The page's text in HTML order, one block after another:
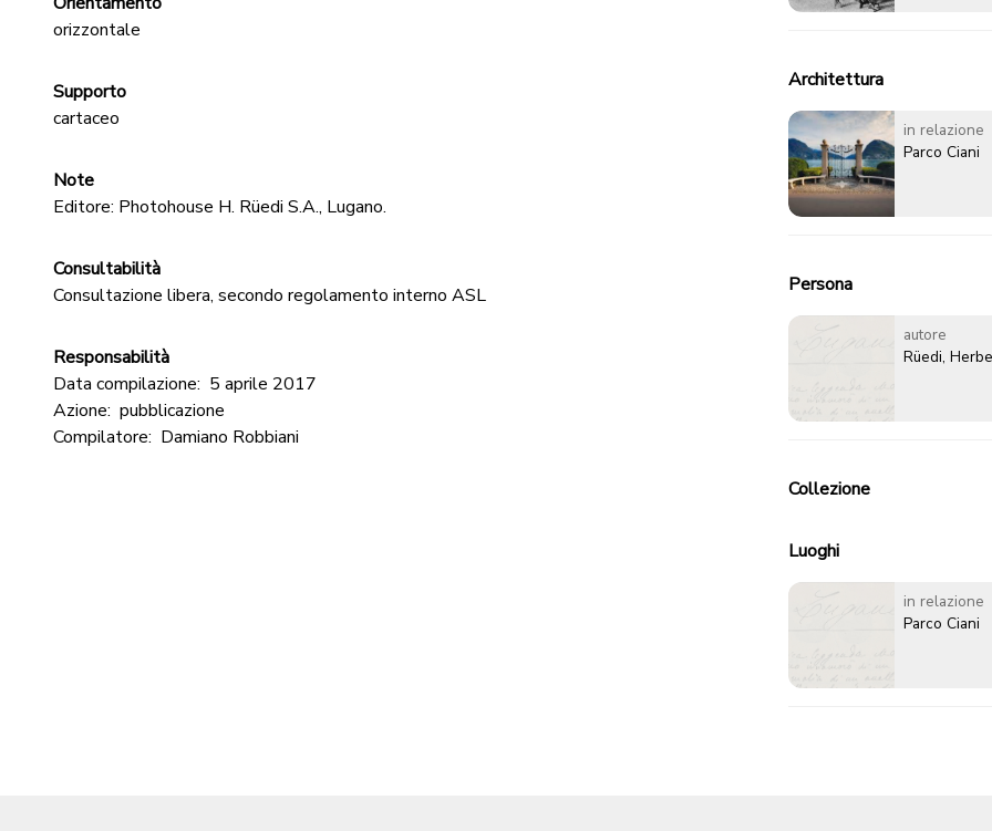
orizzontale
Supporto
cartaceo
Note
Editore: Photohouse H. Rüedi S.A., Lugano.
Consultabilità
Consultazione libera, secondo regolamento interno ASL
Responsabilità
Data compilazione: 5 aprile 2017
Azione: pubblicazione
Compilatore: Damiano Robbiani
Architettura
in relazione
Parco Ciani
Persona
autore
Rüedi,
Collezione
Luoghi
in relazione
Parco Ciani